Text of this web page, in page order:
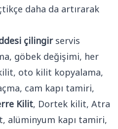
daha da artırarak
çilingirservis
göbek değişimi, her
oto kilit kopyalama,
cam kapı tamiri,
Kilit, Dortek kilit, Atra
alüminyum kapı tamiri,